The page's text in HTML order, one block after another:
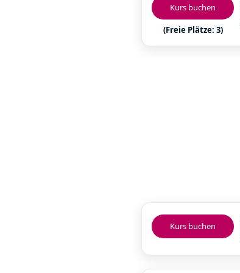
Kurs buchen
(Freie Plätze: 3)
Kurs buchen